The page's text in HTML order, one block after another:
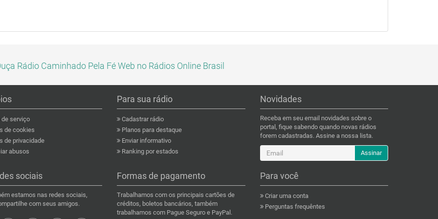
Rádio Caminhado Pela Fé Web no Rádios Online Brasil
serviço
de cookies
de privacidade
abusos
Para sua rádio
Cadastrar rádio
Planos para destaque
Enviar informativo
Ranking por estados
Novidades
Receba em seu email novidades sobre o
portal, fique sabendo quando novas rádios
forem cadastradas. Assine a nossa lista.
Assinar
sociais
estamos nas redes sociais,
com seus amigos.
Formas de pagamento
Trabalhamos com os principais cartões de
créditos, boletos bancários, também
trabalhamos com Pague Seguro e PayPal.
Para você
Criar uma conta
Perguntas frequêntes